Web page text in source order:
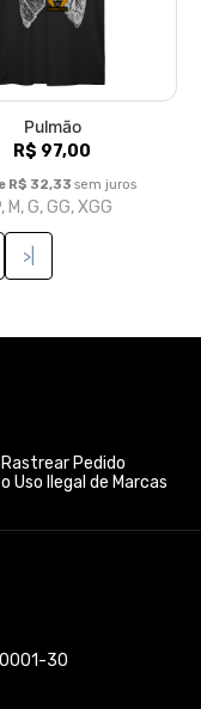
Pulmão
R$ 97,00
R$ 32,33 sem juros
M, G, GG, XGG
>|
Rastrear Pedido
Uso Ilegal de Marcas
30